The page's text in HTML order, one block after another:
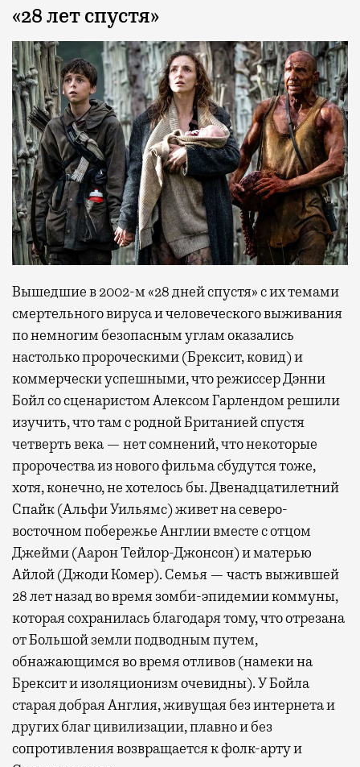
«28 лет спустя»
Вышедшие в 2002-м «28 дней спустя» с их темами
смертельного вируса и человеческого выживания
по немногим безопасным углам оказались
настолько пророческими (Брексит, ковид) и
коммерчески успешными, что режиссер Дэнни
Бойл со сценаристом Алексом Гарлендом решили
изучить, что там с родной Британией спустя
четверть века — нет сомнений, что некоторые
пророчества из нового фильма сбудутся тоже,
хотя, конечно, не хотелось бы. Двенадцатилетний
Спайк (Альфи Уильямс) живет на северо-
восточном побережье Англии вместе с отцом
Джейми (Аарон Тейлор-Джонсон) и матерью
Айлой (Джоди Комер). Семья — часть выжившей
28 лет назад во время зомби-эпидемии коммуны,
которая сохранилась благодаря тому, что отрезана
от Большой земли подводным путем,
обнажающимся во время отливов (намеки на
Брексит и изоляционизм очевидны). У Бойла
старая добрая Англия, живущая без интернета и
других благ цивилизации, плавно и без
сопротивления возвращается к фолк-арту и